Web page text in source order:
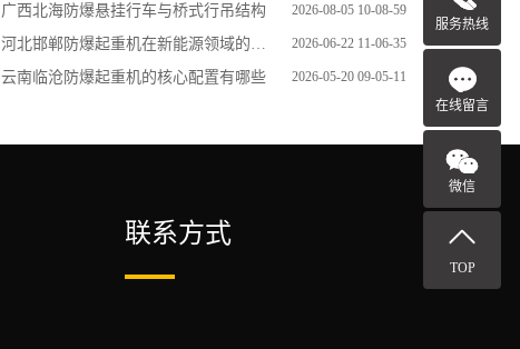
广西北海防爆悬挂行车与桥式行吊结构 2026-08-05 10-08-59
河北邯郸防爆起重机在新能源领域的创新应用 2026-06-22 11-06-35
云南临沧防爆起重机的核心配置有哪些 2026-05-20 09-05-11
联系方式
服务热线
在线留言
微信
TOP